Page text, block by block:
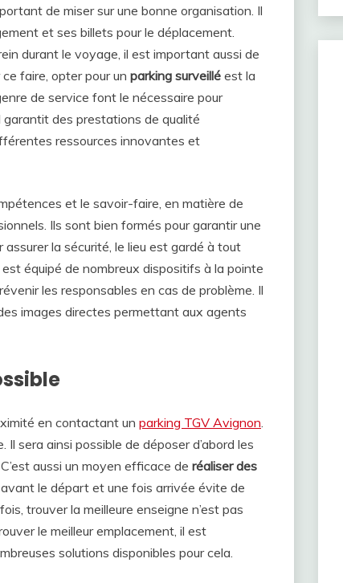
de miser sur une bonne organisation. Il
et ses billets pour le déplacement.
durant le voyage, il est important aussi de
faire, opter pour un parking surveillé est la
de service font le nécessaire pour
des prestations de qualité
ressources innovantes et
et le savoir-faire, en matière de
Ils sont bien formés pour garantir une
assurer la sécurité, le lieu est gardé à tout
équipé de nombreux dispositifs à la pointe
les responsables en cas de problème. Il
images directes permettant aux agents
en contactant un parking TGV Avignon.
sera ainsi possible de déposer d’abord les
aussi un moyen efficace de réaliser des
le départ et une fois arrivée évite de
trouver la meilleure enseigne n’est pas
le meilleur emplacement, il est
solutions disponibles pour cela.